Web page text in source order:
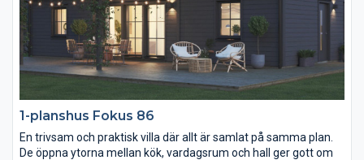
1-planshus Fokus 86
En trivsam och praktisk villa där allt är samlat på samma plan.
De öppna ytorna mellan kök, vardagsrum och hall ger gott om